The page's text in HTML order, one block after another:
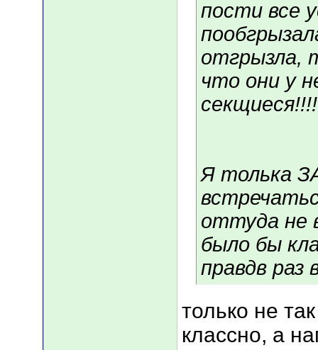
пости все
отгрызла,
что они у
Я толька
оттуда не
было бы
правдв раз
только не
классно, а